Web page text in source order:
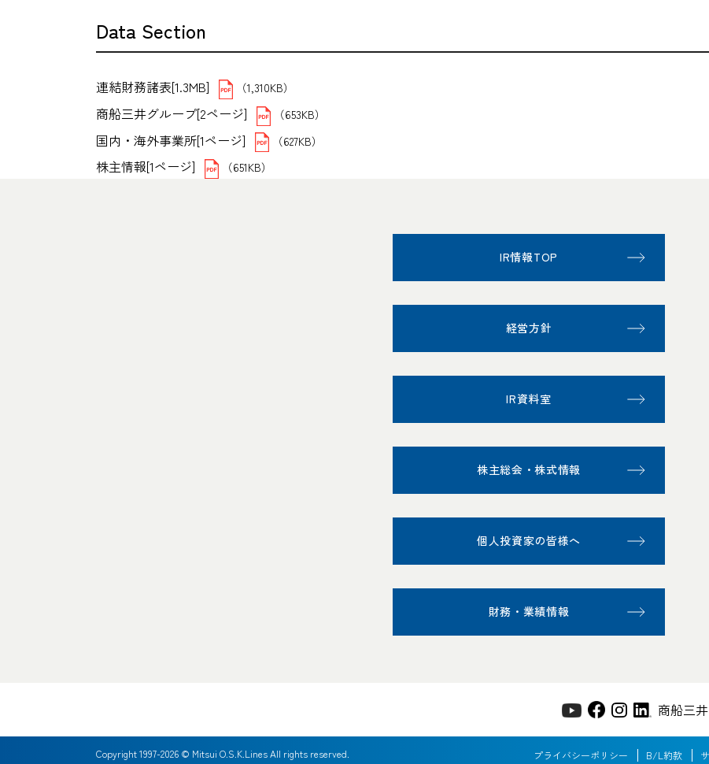
Data Section
連結財務諸表[1.3MB] （1,310KB）
商船三井グループ[2ページ] （653KB）
国内・海外事業所[1ページ] （627KB）
株主情報[1ページ] （651KB）
IR情報TOP
経営方針
IR資料室
株主総会・株式情報
個人投資家の皆様へ
財務・業績情報
商船三
プライバシーポリシー B/L約款
Copyright 1997-2026 © Mitsui O.S.K.Lines All rights reserved.